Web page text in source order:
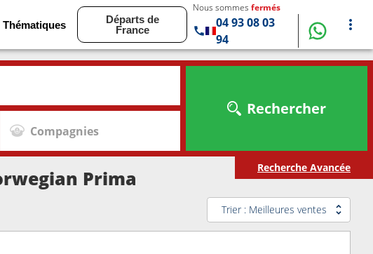
Thématiques
Départs de
France
Nous sommes fermés
04 93 08 03
94
Compagnies
Rechercher
Recherche Avancée
Prima
Trier : Meilleures ventes